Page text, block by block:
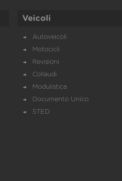
Veicoli
Autoveicoli
Motocicli
Revisioni
Collaudi
Modulistica
Documento Unico
STED